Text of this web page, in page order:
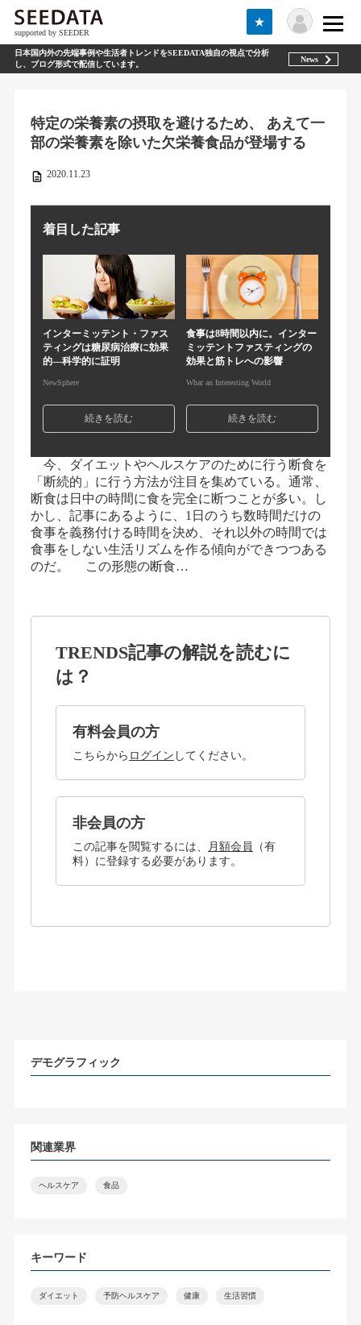
supported by SEEDER
★
日本国内外の先端事例や生活者トレンドをSEEDATA独自の視点で分析
し、ブログ形式で配信しています。
News
特定の栄養素の摂取を避けるため、 あえて一
部の栄養素を除いた欠栄養食品が登場する
2020.11.23
着目した記事
インターミッテント・ファス
ティングは糖尿病治療に効果
的—科学的に証明
NewSphere
続きを読む
食事は8時間以内に。インター
ミッテントファスティングの
効果と筋トレへの影響
What an Interesting World
続きを読む
今、ダイエットやヘルスケアのために行う断食を
「断続的」に行う方法が注目を集めている。通常、
断食は日中の時間に食を完全に断つことが多い。し
かし、記事にあるように、1日のうち数時間だけの
食事を義務付ける時間を決め、それ以外の時間では
食事をしない生活リズムを作る傾向ができつつある
のだ。 この形態の断食…
TRENDS記事の解説を読むに
は？
有料会員の方
こちらから ログイン してください。
非会員の方
この記事を閲覧するには、 月額会員
（有
料）に登録する必要があります。
デモグラフィック
関連業界
ヘルスケア 食品
キーワード
ダイエット 予防ヘルスケア 健康 生活習慣